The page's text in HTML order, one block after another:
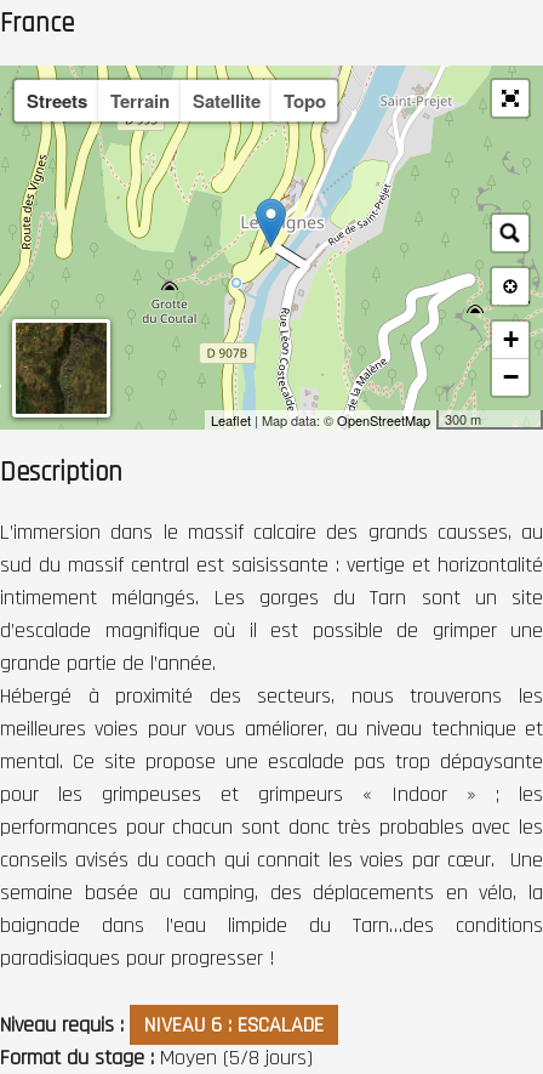
France
Streets Terrain Satellite Topo
+
−
300 m
Leaflet | Map data: ©OpenStreetMap
Description
L’immersion dans le massif calcaire des grands causses, au
sud du massif central est saisissante : vertige et horizontalité
intimement mélangés. Les gorges du Tarn sont un site
d’escalade magnifique où il est possible de grimper une
grande partie de l’année.
Hébergé à proximité des secteurs, nous trouverons les
meilleures voies pour vous améliorer, au niveau technique et
mental. Ce site propose une escalade pas trop dépaysante
pour les grimpeuses et grimpeurs « Indoor » ; les
performances pour chacun sont donc très probables avec les
conseils avisés du coach qui connait les voies par cœur. Une
semaine basée au camping, des déplacements en vélo, la
baignade dans l’eau limpide du Tarn…des conditions
paradisiaques pour progresser !
Niveau requis
NIVEAU 6 : ESCALADE
Format du stage
Moyen (5/8 jours)